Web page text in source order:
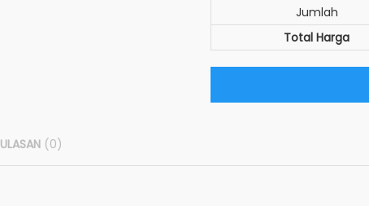
Jumlah
Total Harga
ULASAN (0)